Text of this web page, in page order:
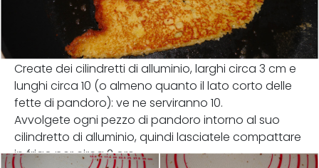
Create dei cilindretti di alluminio, larghi circa 3 cm e
lunghi circa 10 (o almeno quanto il lato corto delle
fette di pandoro): ve ne serviranno 10.
Avvolgete ogni pezzo di pandoro intorno al suo
cilindretto di alluminio, quindi lasciatele compattare
in frigo per circa 2 ore.